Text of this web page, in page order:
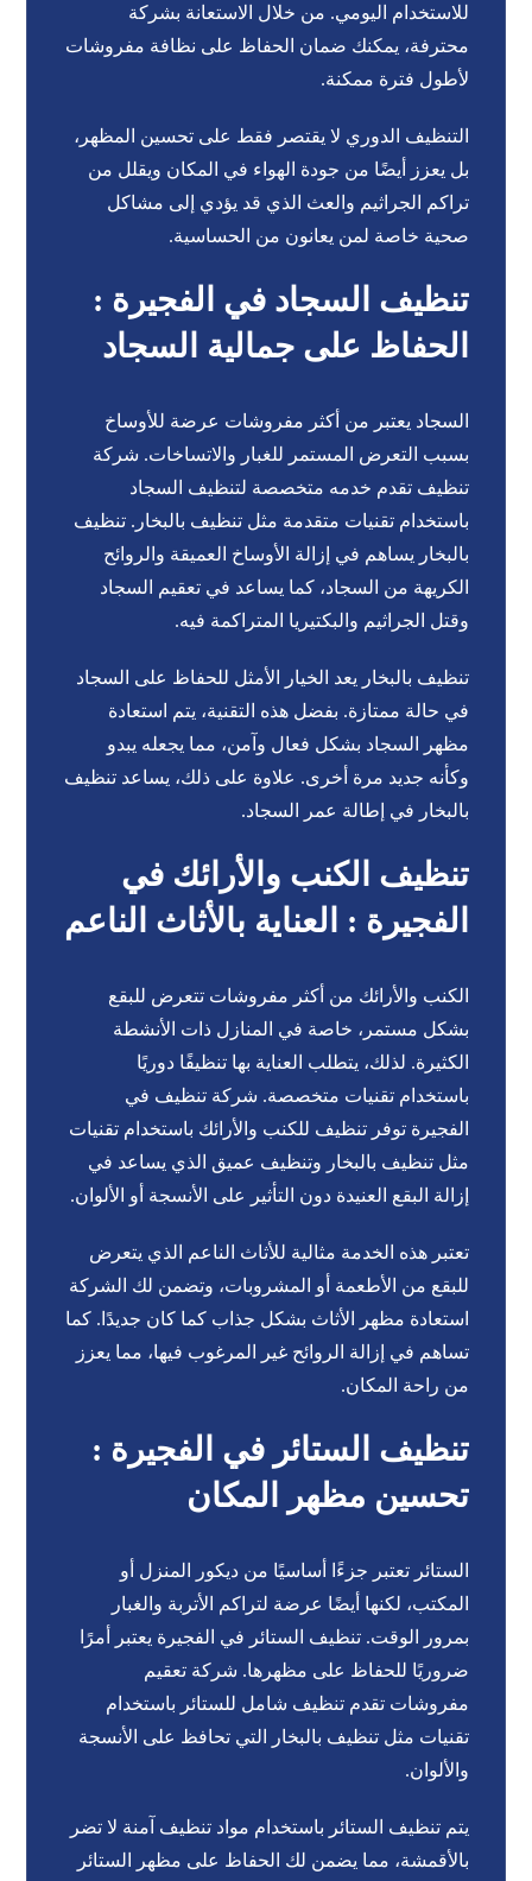
للاستخدام اليومي. من خلال الاستعانة بشركة
محترفة، يمكنك ضمان الحفاظ على نظافة مفروشات
لأطول فترة ممكنة.
التنظيف الدوري لا يقتصر فقط على تحسين المظهر،
بل يعزز أيضًا من جودة الهواء في المكان ويقلل من
تراكم الجراثيم والعث الذي قد يؤدي إلى مشاكل
صحية خاصة لمن يعانون من الحساسية.
تنظيف السجاد في الفجيرة :
الحفاظ على جمالية السجاد
السجاد يعتبر من أكثر مفروشات عرضة للأوساخ
بسبب التعرض المستمر للغبار والاتساخات. شركة
تنظيف تقدم خدمه متخصصة لتنظيف السجاد
باستخدام تقنيات متقدمة مثل تنظيف بالبخار. تنظيف
بالبخار يساهم في إزالة الأوساخ العميقة والروائح
الكريهة من السجاد، كما يساعد في تعقيم السجاد
وقتل الجراثيم والبكتيريا المتراكمة فيه.
تنظيف بالبخار يعد الخيار الأمثل للحفاظ على السجاد
في حالة ممتازة. بفضل هذه التقنية، يتم استعادة
مظهر السجاد بشكل فعال وآمن، مما يجعله يبدو
وكأنه جديد مرة أخرى. علاوة على ذلك، يساعد تنظيف
بالبخار في إطالة عمر السجاد.
تنظيف الكنب والأرائك في
الفجيرة : العناية بالأثاث الناعم
الكنب والأرائك من أكثر مفروشات تتعرض للبقع
بشكل مستمر، خاصة في المنازل ذات الأنشطة
الكثيرة. لذلك، يتطلب العناية بها تنظيفًا دوريًا
باستخدام تقنيات متخصصة. شركة تنظيف في
الفجيرة توفر تنظيف للكنب والأرائك باستخدام تقنيات
مثل تنظيف بالبخار وتنظيف عميق الذي يساعد في
إزالة البقع العنيدة دون التأثير على الأنسجة أو الألوان.
تعتبر هذه الخدمة مثالية للأثاث الناعم الذي يتعرض
للبقع من الأطعمة أو المشروبات، وتضمن لك الشركة
استعادة مظهر الأثاث بشكل جذاب كما كان جديدًا. كما
تساهم في إزالة الروائح غير المرغوب فيها، مما يعزز
من راحة المكان.
تنظيف الستائر في الفجيرة :
تحسين مظهر المكان
الستائر تعتبر جزءًا أساسيًا من ديكور المنزل أو
المكتب، لكنها أيضًا عرضة لتراكم الأتربة والغبار
بمرور الوقت. تنظيف الستائر في الفجيرة يعتبر أمرًا
ضروريًا للحفاظ على مظهرها. شركة تعقيم
مفروشات تقدم تنظيف شامل للستائر باستخدام
تقنيات مثل تنظيف بالبخار التي تحافظ على الأنسجة
والألوان.
يتم تنظيف الستائر باستخدام مواد تنظيف آمنة لا تضر
بالأقمشة، مما يضمن لك الحفاظ على مظهر الستائر